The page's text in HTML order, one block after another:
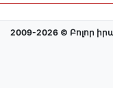
2009-2026 © Բոլոր